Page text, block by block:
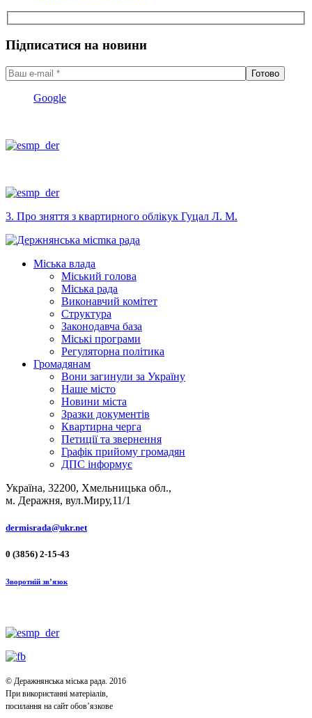
Підписатися на новини
Google
3. Про зняття з квартирного облікук Гуцал Л. М.
Міська влада
Міський голова
Міська рада
Виконавчий комітет
Структура
Законодавча база
Міські програми
Регуляторна політика
Громадянам
Вони загинули за Україну
Наше місто
Новини міста
Зразки документів
Квартирна черга
Петиції та звернення
Графік прийому громадян
ДПС інформує
Україна, 32200, Хмельницька обл.,
м. Деражня, вул.Миру,11/1
dermisrada@ukr.net
0 (3856) 2-15-43
Зворотній зв’язок
© Деражнянська міська рада. 2016
При використанні матеріалів,
посилання на сайт обов’язкове